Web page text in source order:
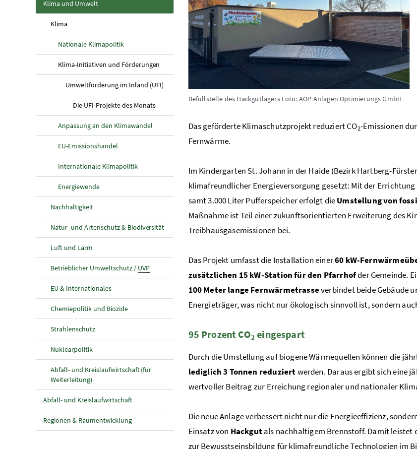
Klima und Umwelt(aktuelle Seite)
Klima(aktuelle Seite)
Nationale Klimapolitik
Klima-Initiativen und Förderungen (aktuelle Seite)
Umweltförderung im Inland (UFI)(aktuelle Seite)
Die UFI-Projekte des Monats(aktuelle Seite)
Anpassung an den Klimawandel
EU-Emissionshandel
Internationale Klimapolitik
Energiewende
Nachhaltigkeit
Natur- und Artenschutz & Biodiversität
Luft und Lärm
Betrieblicher Umweltschutz / UVP
EU & Internationales
Chemiepolitik und Biozide
Strahlenschutz
Nuklearpolitik
Abfall- und Kreislaufwirtschaft (für
Weiterleitung)
Abfall- und Kreislaufwirtschaft
Regionen & Raumentwicklung
Befüllstelle des Hackgutlagers Foto: AOP Anlagen Optimierungs GmbH
Das geförderte Klimaschutzprojekt reduziert CO2-Emissionen
Fernwärme.
Im Kindergarten St. Johann in der Haide (Bezirk Hartberg-
klimafreundlicher Energieversorgung gesetzt: Mit der
samt 3.000 Liter Pufferspeicher erfolgt dieUmstellung von
Maßnahme ist Teil einer zukunftsorientierten Erweiterung des
Treibhausgasemissionen bei.
Das Projekt umfasst die Installation einer60 kW-
zusätzlichen 15 kW-Station für den Pfarrhofder Gemeinde.
100 Meter lange Fernwärmetrasseverbindet beide Gebäude
Energieträger, was nicht nur ökologisch sinnvoll ist, sondern
95 Prozent CO2 eingespart
Durch die Umstellung auf biogene Wärmequellen können die
lediglich 3 Tonnen reduziertwerden. Daraus ergibt sich eine
wertvoller Beitrag zur Erreichung regionaler und nationaler
Die neue Anlage verbessert nicht nur die Energieeffizienz,
Einsatz von Hackgutals nachhaltigem Brennstoff. Damit leistet
zur Bewusstseinsbildung für klimafreundliche Technologien im